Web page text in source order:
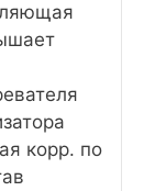
корр. по